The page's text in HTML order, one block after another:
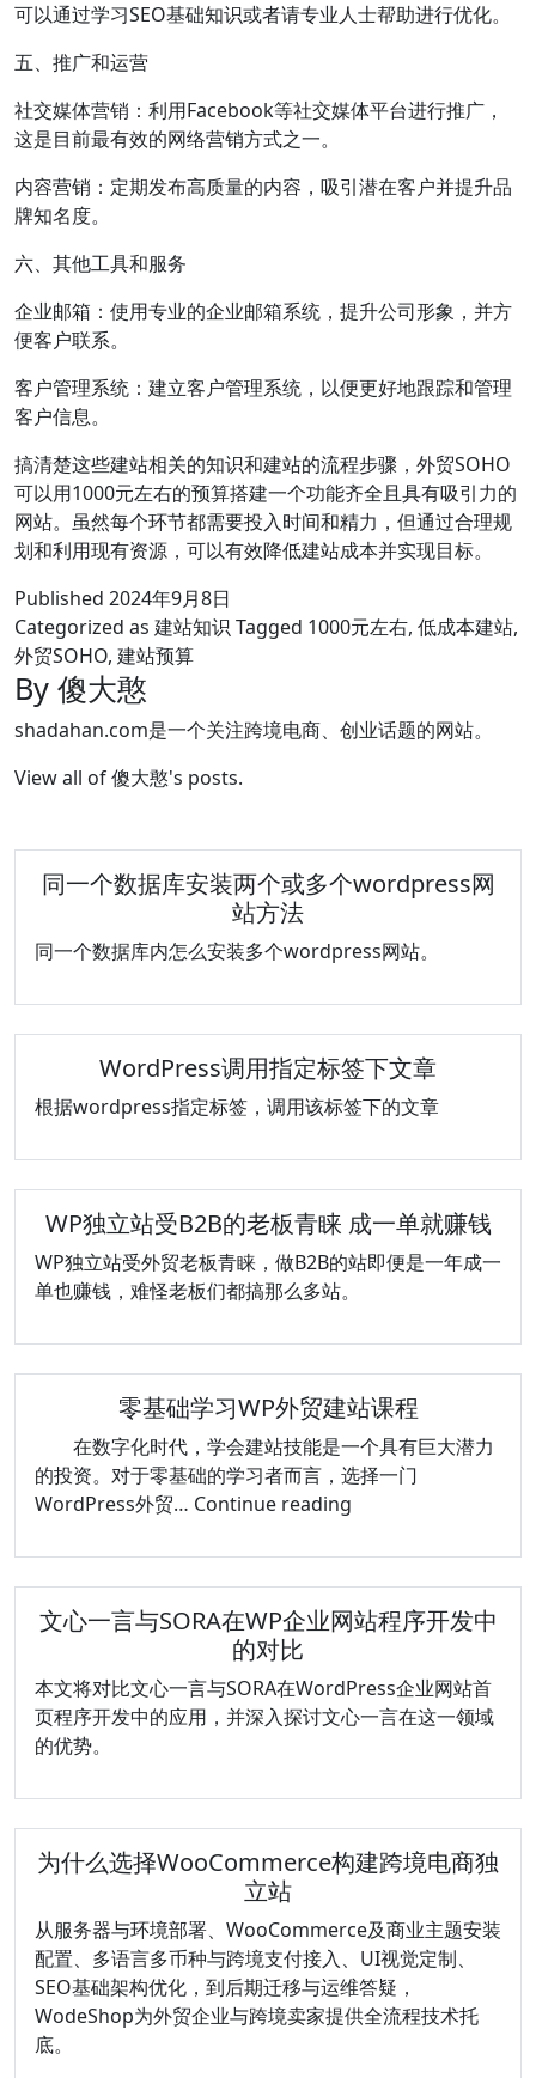
可以通过学习SEO基础知识或者请专业人士帮助进行优化。
五、推广和运营
社交媒体营销：利用Facebook等社交媒体平台进行推广，
这是目前最有效的网络营销方式之一。
内容营销：定期发布高质量的内容，吸引潜在客户并提升品
牌知名度。
六、其他工具和服务
企业邮箱：使用专业的企业邮箱系统，提升公司形象，并方
便客户联系。
客户管理系统：建立客户管理系统，以便更好地跟踪和管理
客户信息。
搞清楚这些建站相关的知识和建站的流程步骤，外贸SOHO
可以用1000元左右的预算搭建一个功能齐全且具有吸引力的
网站。虽然每个环节都需要投入时间和精力，但通过合理规
划和利用现有资源，可以有效降低建站成本并实现目标。
Published 2024年9月8日
Categorized as 建站知识 Tagged 1000元左右, 低成本建站,
外贸SOHO, 建站预算
By 傻大憨
shadahan.com是一个关注跨境电商、创业话题的网站。
View all of 傻大憨's posts.
同一个数据库安装两个或多个wordpress网
站方法
同一个数据库内怎么安装多个wordpress网站。
WordPress调用指定标签下文章
根据wordpress指定标签，调用该标签下的文章
WP独立站受B2B的老板青睐 成一单就赚钱
WP独立站受外贸老板青睐，做B2B的站即便是一年成一
单也赚钱，难怪老板们都搞那么多站。
零基础学习WP外贸建站课程
在数字化时代，学会建站技能是一个具有巨大潜力
的投资。对于零基础的学习者而言，选择一门
WordPress外贸… Continue reading
础
学
习
外
贸
建
文心一言与SORA在WP企业网站程序开发中
的对比
本文将对比文心一言与SORA在WordPress企业网站首
页程序开发中的应用，并深入探讨文心一言在这一领域
的优势。
为什么选择WooCommerce构建跨境电商独
立站
从服务器与环境部署、WooCommerce及商业主题安装
配置、多语言多币种与跨境支付接入、UI视觉定制、
SEO基础架构优化，到后期迁移与运维答疑，
WodeShop为外贸企业与跨境卖家提供全流程技术托
底。